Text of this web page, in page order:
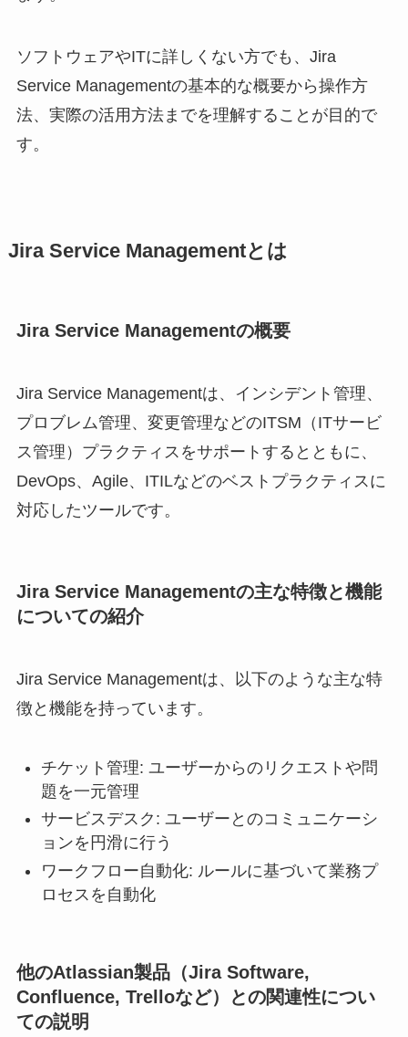
ソフトウェアやITに詳しくない方でも、Jira
Service Managementの基本的な概要から操作方
法、実際の活用方法までを理解することが目的で
す。
Jira Service Managementとは
Jira Service Managementの概要
Jira Service Managementは、インシデント管理、
プロブレム管理、変更管理などのITSM（ITサービ
ス管理）プラクティスをサポートするとともに、
DevOps、Agile、ITILなどのベストプラクティスに
対応したツールです。
Jira Service Managementの主な特徴と機能
についての紹介
Jira Service Managementは、以下のような主な特
徴と機能を持っています。
チケット管理: ユーザーからのリクエストや問
題を一元管理
サービスデスク: ユーザーとのコミュニケーシ
ョンを円滑に行う
ワークフロー自動化: ルールに基づいて業務プ
ロセスを自動化
他のAtlassian製品（Jira Software,
Confluence, Trelloなど）との関連性につい
ての説明